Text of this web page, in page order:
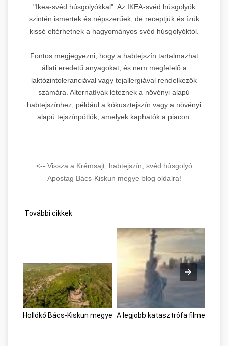
"Ikea-svéd húsgolyókkal". Az IKEA-svéd húsgolyók
szintén ismertek és népszerűek, de receptjük és ízük
kissé eltérhetnek a hagyományos svéd húsgolyóktól.
Fontos megjegyezni, hogy a habtejszín tartalmazhat
állati eredetű anyagokat, és nem megfelelő a
laktózintoleranciával vagy tejallergiával rendelkezők
számára. Alternatívák léteznek a növényi alapú
habtejszínhez, például a kókusztejszín vagy a növényi
alapú tejszínpótlók, amelyek kaphatók a piacon.
<-- Vissza a Krémsajt, habtejszín, svéd húsgolyó
Apostag Bács-Kiskun megye blog oldalra!
További cikkek
Hollókő Bács-Kiskun megye A legjobb katasztrófa filmek